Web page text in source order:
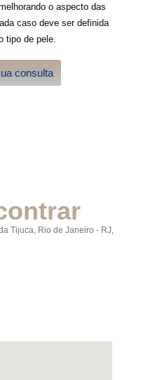
o aspecto das
caso deve ser definida
tipo de pele.
consulta
Tijuca, Rio de Janeiro - RJ,